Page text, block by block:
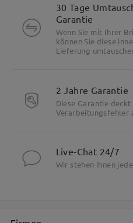
30 Tage
Garantie
Wenn Sie mit Ihrer
können Sie diese
Lieferung
2 Jahre Garantie
Diese Garantie
Verarbeitungsfehler
Live-Chat 24/7
Wir stehen ihnen